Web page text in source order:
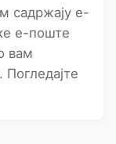
садржају е-
е-поште
вам